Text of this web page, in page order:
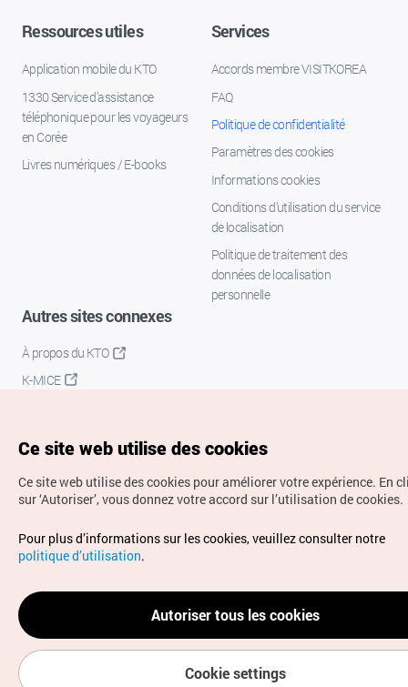
Ressources utiles
Application mobile du KTO
1330 Service d'assistance
téléphonique pour les voyageurs
en Corée
Livres numériques / E-books
Services
Accords membre VISITKOREA
FAQ
Politique de confidentialité
Paramètres des cookies
Informations cookies
Conditions d’utilisation du service
de localisation
Politique de traitement des
données de localisation
personnelle
Autres sites connexes
À propos du KTO
K-MICE
Droits d’auteur (c) Office National du Tourisme en Corée.
Tous droits réservés.
Pour les rapports d'erreurs et demandes de renseignements,
adressez vos demandes à
info.ontc@gmail.com
Ce site web utilise des cookies
Ce site web utilise des cookies pour améliorer votre expérience. En
sur ‘Autoriser’, vous donnez votre accord sur l’utilisation de cookies.
Pour plus d’informations sur les cookies, veuillez consulter notre
politique d’utilisation.
Autoriser tous les cookies
Cookie settings